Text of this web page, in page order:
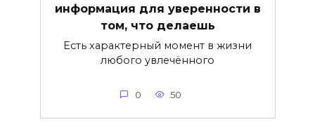
информация для уверенности в
том, что делаешь
Есть характерный момент в жизни
любого увлечённого
0 50